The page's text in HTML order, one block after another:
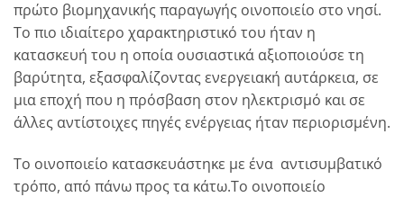
πρώτο βιομηχανικής παραγωγής οινοποιείο στο νησί.
Το πιο ιδιαίτερο χαρακτηριστικό του ήταν η
κατασκευή του η οποία ουσιαστικά αξιοποιούσε τη
βαρύτητα, εξασφαλίζοντας ενεργειακή αυτάρκεια, σε
μια εποχή που η πρόσβαση στον ηλεκτρισμό και σε
άλλες αντίστοιχες πηγές ενέργειας ήταν περιορισμένη.
Το οινοποιείο κατασκευάστηκε με ένα αντισυμβατικό
τρόπο, από πάνω προς τα κάτω.Το οινοποιείο